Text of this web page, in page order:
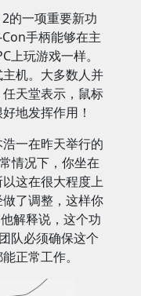
的一项重要新功
手柄能够在主
上玩游戏一样。
机。大多数人并
天堂表示，鼠标
地发挥作用！
一在昨天举行的
情况下，你坐在
这在很大程度上
了调整，这样你
解释说，这个功
队必须确保这个
正常工作。